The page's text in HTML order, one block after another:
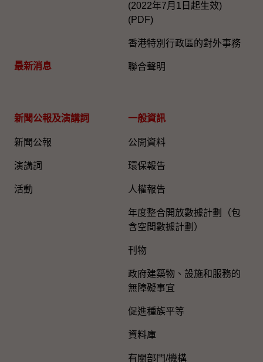
最新消息
(2022年7月1日起生效)
(PDF)
香港特別行政區的對外事務
聯合聲明
新聞公報及演講詞
新聞公報
演講詞
活動
一般資訊​
公開資料
環保報告
人權報告
年度整合開放數據計劃（包
含空間數據計劃）
刊物
政府建築物、設施和服務的
無障礙事宜
促進種族平等
資料庫
有關部門/機構